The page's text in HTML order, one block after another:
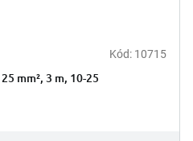
Kód: 10715
mm², 3 m, 10-25